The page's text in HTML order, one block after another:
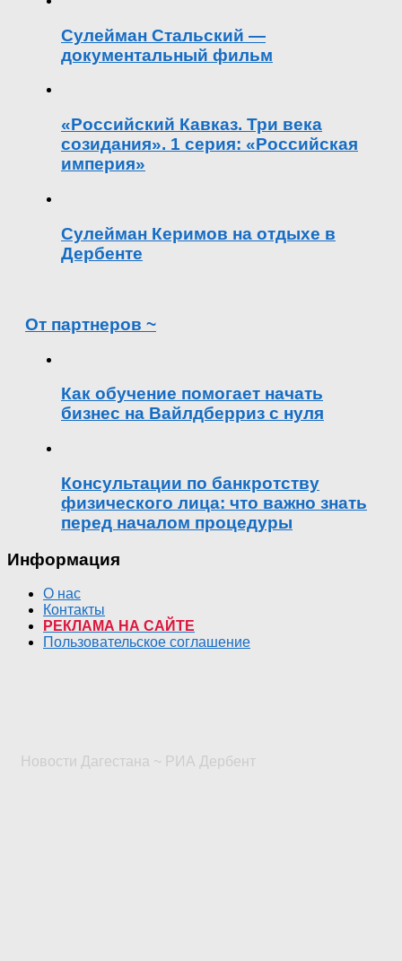
Сулейман Стальский —
документальный фильм
«Российский Кавказ. Три века
созидания». 1 серия: «Российская
империя»
Сулейман Керимов на отдыхе в
Дербенте
От партнеров ~
Как обучение помогает начать
бизнес на Вайлдберриз с нуля
Консультации по банкротству
физического лица: что важно знать
перед началом процедуры
Информация
О нас
Контакты
РЕКЛАМА НА САЙТЕ
Пользовательское соглашение
Новости Дагестана ~ РИА Дербент